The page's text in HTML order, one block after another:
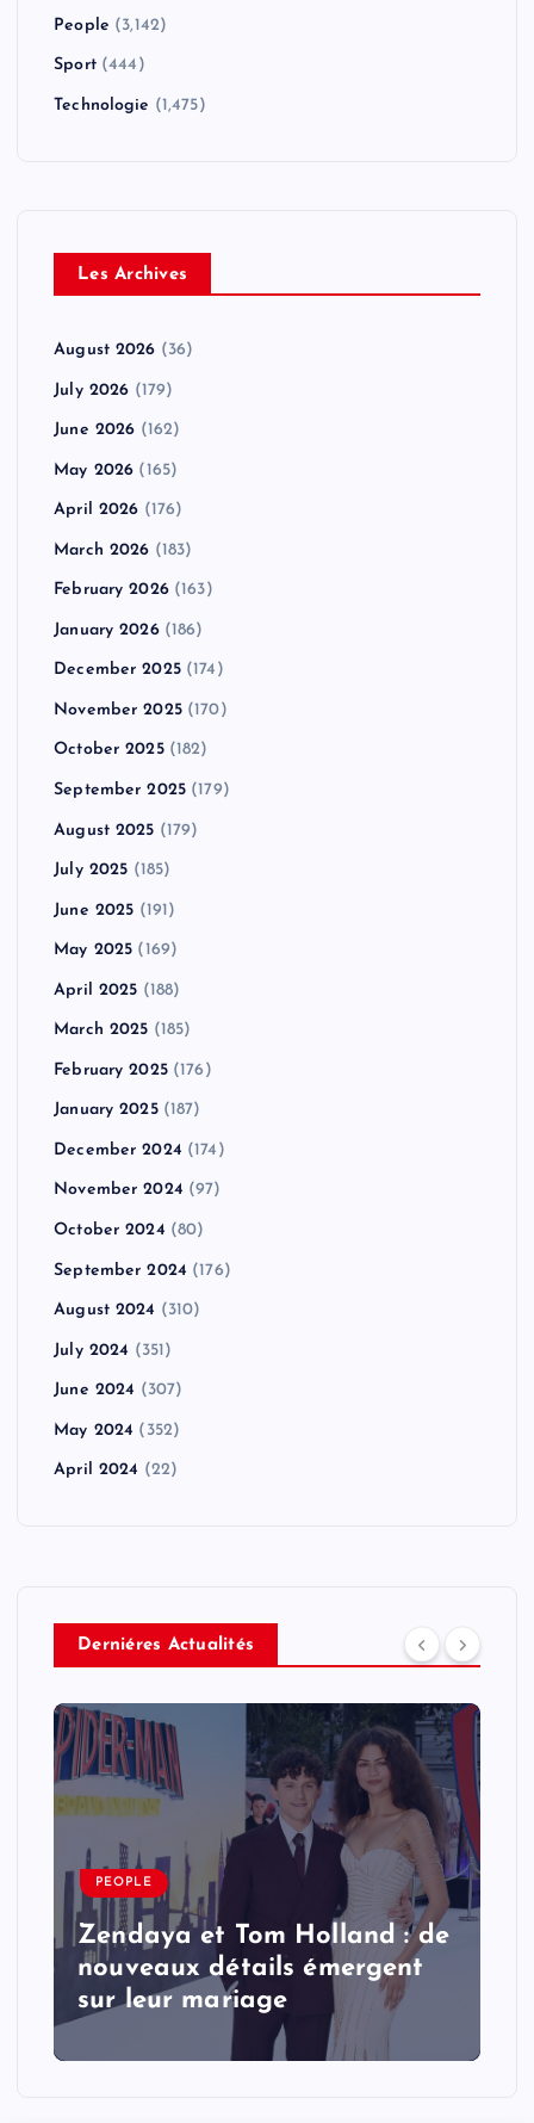
People (3,142)
Sport(444)
Technologie (1,475)
Les Archives
August 2026 (36)
July 2026 (179)
June 2026 (162)
May 2026 (165)
April 2026 (176)
March 2026 (183)
February 2026(163)
January 2026(186)
December 2025(174)
November 2025(170)
October 2025(182)
September 2025 (179)
August 2025 (179)
July 2025 (185)
June 2025 (191)
May 2025 (169)
April 2025 (188)
March 2025 (185)
February 2025(176)
January 2025(187)
December 2024 (174)
November 2024 (97)
October 2024 (80)
September 2024 (176)
August 2024 (310)
July 2024 (351)
June 2024 (307)
May 2024 (352)
April 2024 (22)
Derniéres Actualités
PEOPLE
Zendaya et Tom Holland : de
nouveaux détails émergent
sur leur mariage